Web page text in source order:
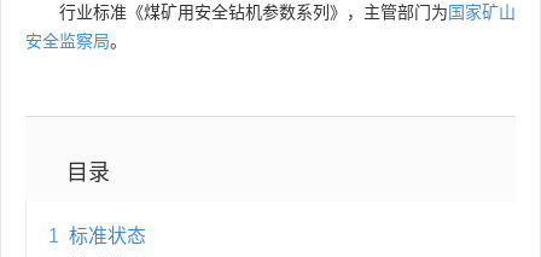
国外标准 技术委员会
行业标准《煤矿用安全钻机参数系列》，主管部门为国家矿山
安全监察局。
目录
1 标准状态